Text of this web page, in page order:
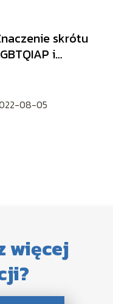
skrótu
i
08-05
więcej